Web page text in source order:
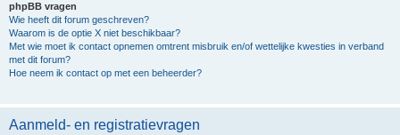
phpBB vragen
Wie heeft dit forum geschreven?
Waarom is de optie X niet beschikbaar?
Met wie moet ik contact opnemen omtrent misbruik en/of wettelijke kwesties in verband
met dit forum?
Hoe neem ik contact op met een beheerder?
Aanmeld- en registratievragen